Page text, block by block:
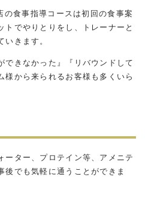
食事指導コースは初回の食事案
でやりとりをし、トレーナーと
きます。
できなかった』『リバウンドして
様から来られるお客様も多くいら
ーター、プロテイン等、アメニテ
後でも気軽に通うことができま